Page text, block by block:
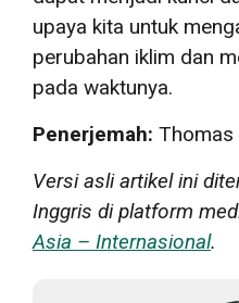
upaya kita untuk
perubahan iklim dan
pada waktunya.
Penerjemah: Thomas
Versi asli artikel ini
Inggris di platform
Asia – Internasional.